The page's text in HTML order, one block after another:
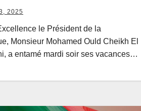
2025
le Président de la
Monsieur Mohamed Ould Cheikh El
a entamé mardi soir ses vacances…